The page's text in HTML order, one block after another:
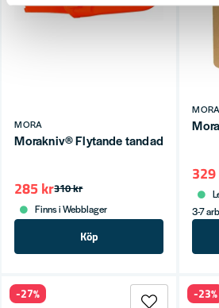
MORA
Morakniv® Flytande tandad, rostfri
310 kr
285 kr
Finns i Webblager
Köp
MORA
3-7
-27% -23%